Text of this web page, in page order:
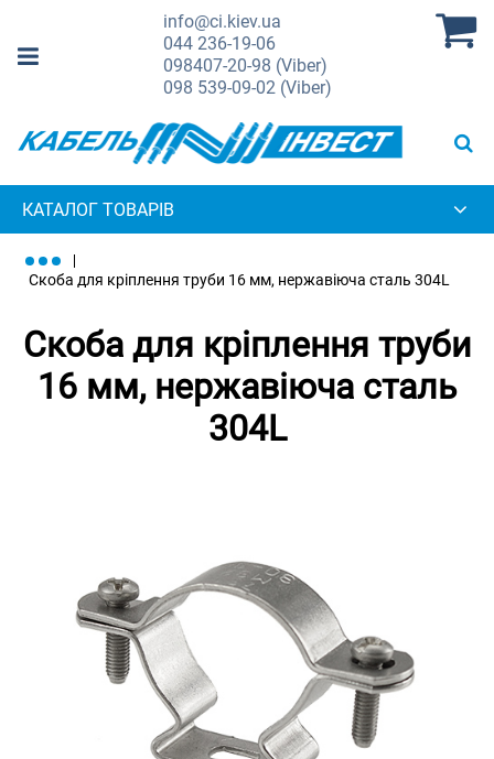
info@ci.kiev.ua
044236-19-06
098407-20-98 (Viber)
098 539-09-02 (Viber)
КАТАЛОГ ТОВАРІВ
Скоба для кріплення труби 16 мм, нержавіюча сталь 304L
Скоба для кріплення труби
16 мм, нержавіюча сталь
304L